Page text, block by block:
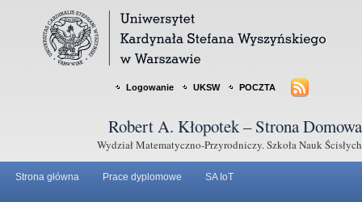
Logowanie UKSW POCZTA
Robert A. Kłopotek – Strona Domowa
Wydział Matematyczno-Przyrodniczy. Szkoła Nauk Ścisłych
Strona główna Prace dyplomowe SA IoT